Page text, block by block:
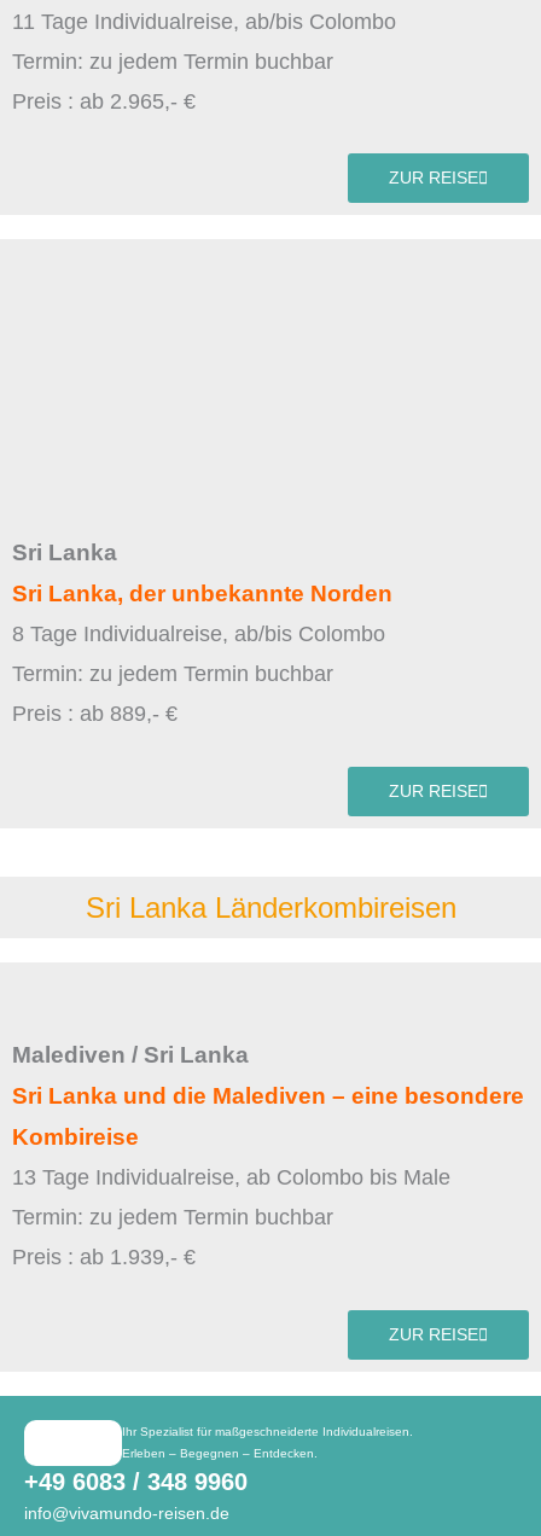
11 Tage Individualreise, ab/bis Colombo
Termin: zu jedem Termin buchbar
Preis : ab 2.965,- €
ZUR REISE
Sri Lanka
Sri Lanka, der unbekannte Norden
8 Tage Individualreise, ab/bis Colombo
Termin: zu jedem Termin buchbar
Preis : ab 889,- €
ZUR REISE
Sri Lanka Länderkombireisen
Malediven / Sri Lanka
Sri Lanka und die Malediven – eine besondere
Kombireise
13 Tage Individualreise, ab Colombo bis Male
Termin: zu jedem Termin buchbar
Preis : ab 1.939,- €
ZUR REISE
Ihr Spezialist für maßgeschneiderte Individualreisen.
Erleben – Begegnen – Entdecken.
+49 6083 / 348 9960
info@vivamundo-reisen.de